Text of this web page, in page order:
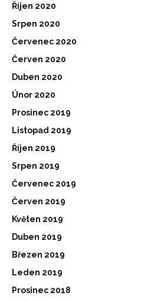
Říjen 2020
Srpen 2020
Červenec 2020
Červen 2020
Duben 2020
Únor 2020
Prosinec 2019
Listopad 2019
Říjen 2019
Srpen 2019
Červenec 2019
Červen 2019
Květen 2019
Duben 2019
Březen 2019
Leden 2019
Prosinec 2018